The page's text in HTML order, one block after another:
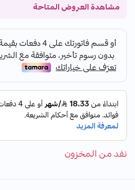
مشاهدة العروض المتاحة
نفد من المخزون